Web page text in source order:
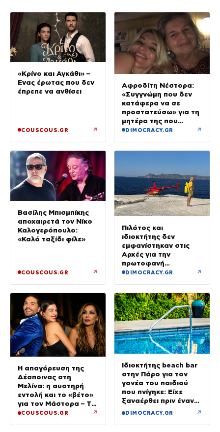
«Κρίνο και Αγκάθι» –
Ένας έρωτας που δεν
έπρεπε να ανθίσει
COUSCOUS.GR ↗
Αφροδίτη Νέστορα:
«Συγγνώμη που δεν
κατάφερα να σε
προστατεύσω» για τη
μητέρα της που
σκοτώθηκε στην
DIMOCRACY.GR ↗
Βασίλης Μπισμπίκης
αποχαιρετά τον Νίκο
Καλογερόπουλο:
«Καλό ταξίδι φίλε»
COUSCOUS.GR ↗
Πιλότος και
ιδιοκτήτης δεν
εμφανίστηκαν στις
Αρχές για την
πρωτοφανή
προσγείωση του
DIMOCRACY.GR ↗
Η απαγόρευση της
Δέσποινας στη
Μελίνα: η αυστηρή
εντολή και το «βέτο»
για τον Μάστορα – Τα
τηλεφωνήματα που
COUSCOUS.GR ↗
Ιδιοκτήτης beach bar
στην Πάρο για τον
γονέα του παιδιού
που πνίγηκε: Είχε
ξαναέρθει πριν έναν
μήνα και
διώξουμε
DIMOCRACY.GR ↗